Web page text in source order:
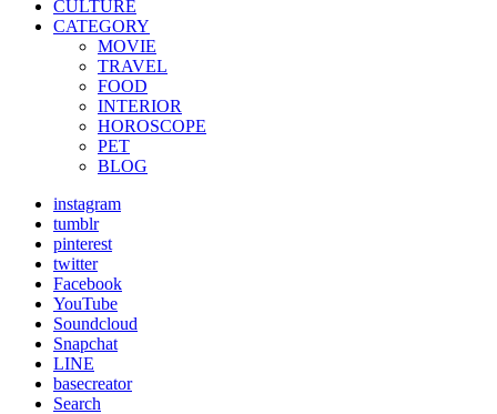
CULTURE
CATEGORY
MOVIE
TRAVEL
FOOD
INTERIOR
HOROSCOPE
PET
BLOG
instagram
tumblr
pinterest
twitter
Facebook
YouTube
Soundcloud
Snapchat
LINE
basecreator
Search